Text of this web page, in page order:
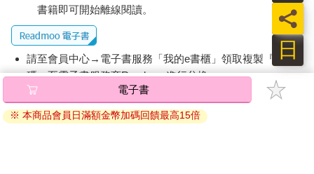
書籍即可開始離線閱讀。
請至會員中心→電子書服務「我的e書櫃」領取複製『兌換
碼』至電子書服務商Readmoo進行兌換。
退換貨須知：
因版權保護，您在金石堂所購買的電子書僅能以金石堂專屬
電子書
※ 本商品會員日滿額金幣加碼回饋最高15倍
日
員